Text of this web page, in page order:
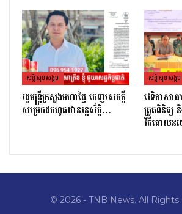
សន្តិសុខសង្គម
រដ្ឋមន្ដ្រីក្រសួងមហាផ្ទៃ ចេញសេចក្តី
សម្រេចដកហូតឋានរន្តស័ក្តិ…
សន្តិសុខសង្គម
វេទិកាសាធ
ត្រួតពិនិត្យ និ
វិធីគោល
© 2026 - TNB News. All Rights